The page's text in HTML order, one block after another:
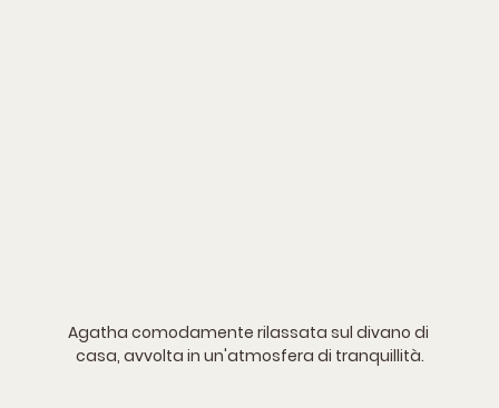
Agatha comodamente rilassata sul divano di
casa, avvolta in un'atmosfera di tranquillità.